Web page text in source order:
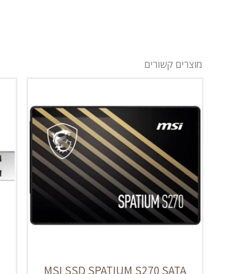
מוצרים קשורים
MSI SSD SPATIUM S270 SATA